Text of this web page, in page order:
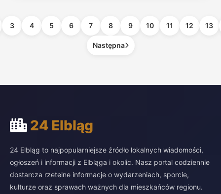
3 4 5 6 7 8 9 10 11 12 13
Następna
24 Elbląg
24 Elbląg to najpopularniejsze źródło lokalnych wiadomości,
ogłoszeń i informacji z Elbląga i okolic. Nasz portal codziennie
dostarcza rzetelne informacje o wydarzeniach, sporcie,
kulturze oraz sprawach ważnych dla mieszkańców regionu.